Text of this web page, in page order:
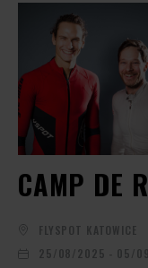
CAMP DE
FLYSPOT KATOWICE
25/08/2025 - 05/